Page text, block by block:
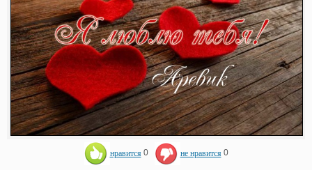
нравится 0 не нравится 0